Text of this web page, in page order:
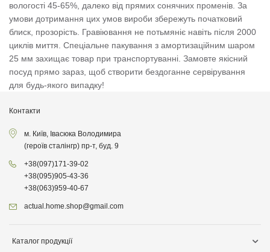
вологості 45-65%, далеко від прямих сонячних променів. За
умови дотримання цих умов вироби збережуть початковий
блиск, прозорість. Гравіювання не потьмяніє навіть після 2000
циклів миття. Спеціальне пакування з амортизаційним шаром
25 мм захищає товар при транспортуванні. Замовте якісний
посуд прямо зараз, щоб створити бездоганне сервірування
для будь-якого випадку!
Контакти
м. Київ, Івасюка Володимира
(героїв сталінгр) пр-т, буд. 9
+38(097)171-39-02
+38(095)905-43-36
+38(063)959-40-67
actual.home.shop@gmail.com
Каталог продукції